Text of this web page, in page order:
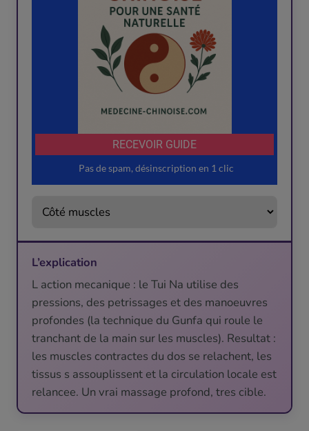
L’explication
L action mecanique : le Tui Na utilise des
pressions, des petrissages et des manoeuvres
profondes (la technique du Gunfa qui roule le
tranchant de la main sur les muscles). Resultat :
les muscles contractes du dos se relachent, les
tissus s assouplissent et la circulation locale est
relancee. Un vrai massage profond, tres cible.